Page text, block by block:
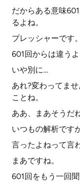
だからある意味
るよね。
プレッシャーです。
601回からは違う
いや別に…
あれ?変わってま
ことね。
ああ、まあそうだね
いつもの解析です
言ったよねって言
まあですね。
601回をもう一回